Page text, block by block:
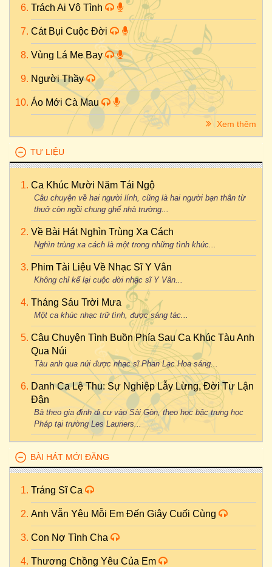
Trách Ai Vô Tình
Cát Bụi Cuộc Đời
Vùng Lá Me Bay
Người Thầy
Áo Mới Cà Mau
Xem thêm
TƯ LIỆU
Ca Khúc Mười Năm Tái Ngộ
Câu chuyện về hai người lính, cũng là hai người bạn thân từ
thuở còn ngồi chung ghế nhà trường...
Về Bài Hát Nghìn Trùng Xa Cách
Nghìn trùng xa cách là một trong những tình khúc...
Phim Tài Liệu Về Nhạc Sĩ Y Vân
Không chỉ kể lại cuộc đời nhạc sĩ Y Vân...
Tháng Sáu Trời Mưa
Một ca khúc nhạc trữ tình, được sáng tác...
Câu Chuyện Tình Buồn Phía Sau Ca Khúc Tàu Anh
Qua Núi
Tàu anh qua núi được nhạc sĩ Phan Lạc Hoa sáng...
Danh Ca Lệ Thu: Sự Nghiệp Lẫy Lừng, Đời Tư Lận
Đận
Bà theo gia đình di cư vào Sài Gòn, theo học bậc trung học
Pháp tại trường Les Lauriers...
BÀI HÁT MỚI ĐĂNG
Tráng Sĩ Ca
Anh Vẫn Yêu Mỗi Em Đến Giây Cuối Cùng
Con Nợ Tình Cha
Thương Chồng Yêu Của Em